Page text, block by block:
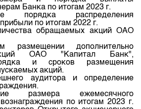
ГЦБ
по депозитам
Банка по итогам 2023 г.
порядка распределения
по итогам 2022 г.
обращаемых акций ОАО
дополнительно
ОАО "Капитал Банк",
и сроков размещения
акций.
аудитора и определение
размера ежемесячного
по итогам 2023 г.